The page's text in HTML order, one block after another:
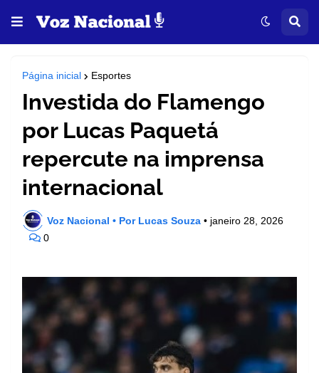
Página inicial Esportes
Investida do Flamengo
por Lucas Paquetá
repercute na imprensa
internacional
Voz Nacional • Por Lucas Souza • janeiro 28, 2026
0